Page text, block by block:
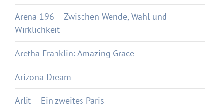
Arena 196 – Zwischen Wende, Wahl und
Wirklichkeit
Aretha Franklin: Amazing Grace
Arizona Dream
Arlit – Ein zweites Paris